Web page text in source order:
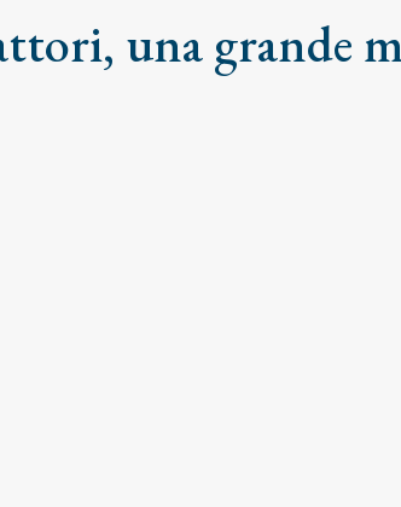
una grande